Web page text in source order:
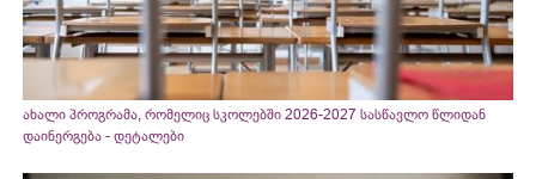
ახალი პროგრამა, რომელიც სკოლებში 2026-2027 სასწავლო წლიდან
დაინერგება - დეტალები